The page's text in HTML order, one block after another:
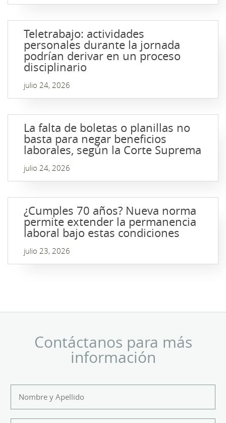
Teletrabajo: actividades
personales durante la jornada
podrían derivar en un proceso
disciplinario
julio 24, 2026
La falta de boletas o planillas no
basta para negar beneficios
laborales, según la Corte Suprema
julio 24, 2026
¿Cumples 70 años? Nueva norma
permite extender la permanencia
laboral bajo estas condiciones
julio 23, 2026
Contáctanos para más
información